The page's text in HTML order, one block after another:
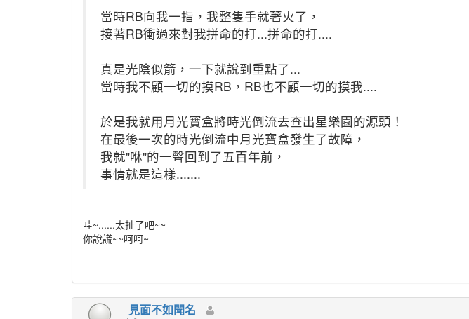
當時RB向我一指，我整隻手就著火了，
接著RB衝過來對我拼命的打...拼命的打....
真是光陰似箭，一下就說到重點了...
當時我不顧一切的摸RB，RB也不顧一切的摸我....
於是我就用月光寶盒將時光倒流去查出星樂園的源頭！
在最後一次的時光倒流中月光寶盒發生了故障，
我就"咻"的一聲回到了五百年前，
事情就是這樣.......
哇~......太扯了吧~~
你說謊~~呵呵~
見面不如聞名